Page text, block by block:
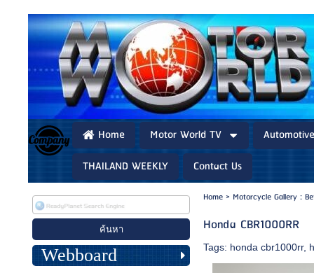
Home Motor World TV
THAILAND WEEKLY
Contact Us
Webboard
Home> Motorcycle Gallery :
Honda CBR1000RR
Tags: honda cbr1000rr,